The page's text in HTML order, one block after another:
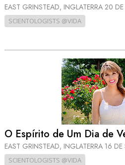
EAST GRINSTEAD, INGLATERRA 20 DE
SCIENTOLOGISTS @VIDA
O Espírito de Um Dia de
EAST GRINSTEAD, INGLATERRA 16 DE
SCIENTOLOGISTS @VIDA